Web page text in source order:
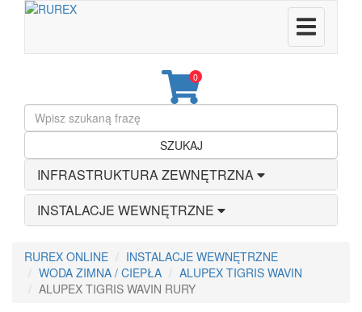
0
SZUKAJ
INFRASTRUKTURA ZEWNĘTRZNA
INSTALACJE WEWNĘTRZNE
RUREX ONLINE
INSTALACJE WEWNĘTRZNE
WODA ZIMNA / CIEPŁA
ALUPEX TIGRIS WAVIN
ALUPEX TIGRIS WAVIN RURY